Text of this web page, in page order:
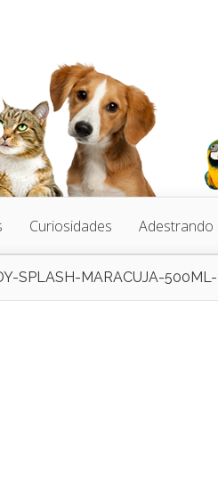
Curiosidades Adestrando
SPLASH-MARACUJA-